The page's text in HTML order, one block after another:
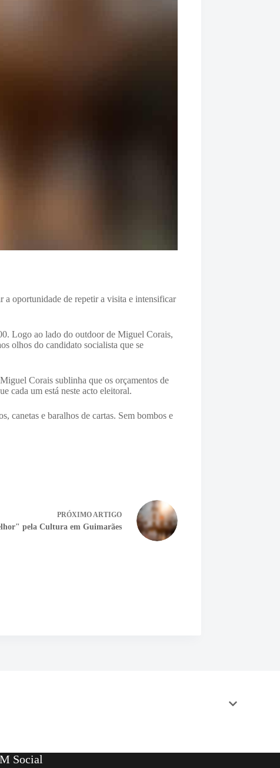
a oportunidade de repetir a visita e intensificar
Logo ao lado do outdoor de Miguel Corais,
olhos do candidato socialista que se
Corais sublinha que os orçamentos de
cada um está neste acto eleitoral.
canetas e baralhos de cartas. Sem bombos e
PRÓXIMOARTIGO
pela Cultura em Guimarães
Social